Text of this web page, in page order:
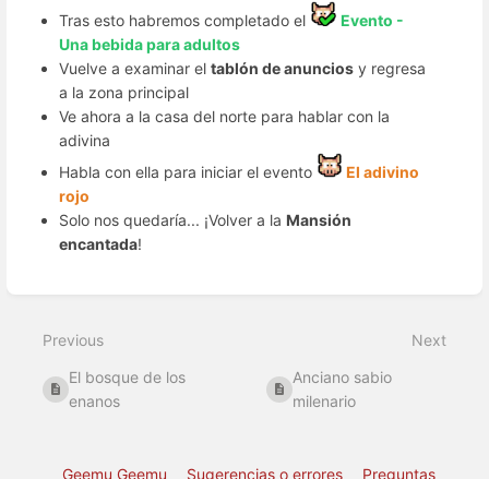
Tras esto habremos completado el
Evento -
Una bebida para adultos
Vuelve a examinar el tablón de anuncios y regresa
a la zona principal
Ve ahora a la casa del norte para hablar con la
adivina
Habla con ella para iniciar el evento
El adivino
rojo
Solo nos quedaría... ¡Volver a la Mansión
encantada!
mode
Previous
El bosque de los
enanos
Next
Anciano sabio
milenario
Geemu Geemu Sugerencias o errores Preguntas